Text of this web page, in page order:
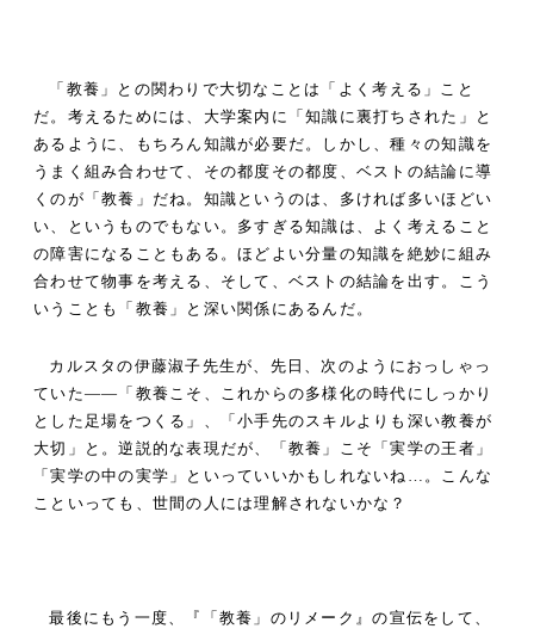
「教養」との関わりで大切なことは「よく考える」こと
だ。考えるためには、大学案内に「知識に裏打ちされた」と
あるように、もちろん知識が必要だ。しかし、種々の知識を
うまく組み合わせて、その都度その都度、ベストの結論に導
くのが「教養」だね。知識というのは、多ければ多いほどい
い、というものでもない。多すぎる知識は、よく考えること
の障害になることもある。ほどよい分量の知識を絶妙に組み
合わせて物事を考える、そして、ベストの結論を出す。こう
いうことも「教養」と深い関係にあるんだ。
カルスタの伊藤淑子先生が、先日、次のようにおっしゃっ
ていた――「教養こそ、これからの多様化の時代にしっかり
とした足場をつくる」、「小手先のスキルよりも深い教養が
大切」と。逆説的な表現だが、「教養」こそ「実学の王者」
「実学の中の実学」といっていいかもしれないね…。こんな
こといっても、世間の人には理解されないかな？
最後にもう一度、『「教養」のリメーク』の宣伝をして、